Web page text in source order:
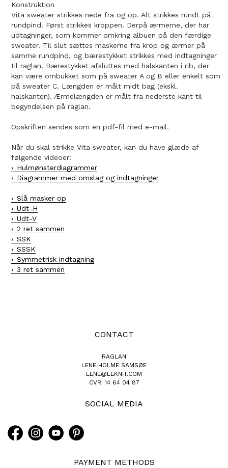
Konstruktion
Vita sweater strikkes nede fra og op. Alt strikkes rundt på
rundpind. Først strikkes kroppen. Derpå ærmerne, der har
udtagninger, som kommer omkring albuen på den færdige
sweater. Til slut sættes maskerne fra krop og ærmer på
samme rundpind, og bærestykket strikkes med indtagninger
til raglan. Bærestykket afsluttes med halskanten i rib, der
kan være ombukket som på sweater A og B eller enkelt som
på sweater C. Længden er målt midt bag (ekskl.
halskanten). Ærmelængden er målt fra nederste kant til
begyndelsen på raglan.
Opskriften sendes som en pdf-fil med e-mail.
Når du skal strikke Vita sweater, kan du have glæde af
følgende videoer:
Hulmønsterdiagrammer
Diagrammer med omslag og indtagninger
Slå masker op
Udt-H
Udt-V
2 ret sammen
SSK
SSSK
Symmetrisk indtagning
3 ret sammen
CONTACT
RAGLAN
LENE HOLME SAMSØE
LENE@LEKNIT.COM
CVR: 14 64 04 87
SOCIAL MEDIA
PAYMENT METHODS